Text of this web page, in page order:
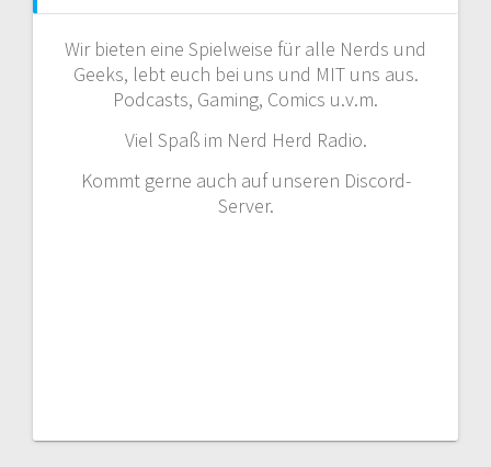
Wir bieten eine Spielweise für alle Nerds und
Geeks, lebt euch bei uns und MIT uns aus.
Podcasts, Gaming, Comics u.v.m.
Viel Spaß im Nerd Herd Radio.
Kommt gerne auch auf unseren Discord-
Server.